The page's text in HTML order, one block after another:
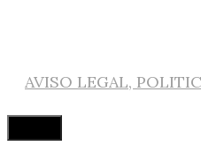
AVISO LEGAL,
Cerrar